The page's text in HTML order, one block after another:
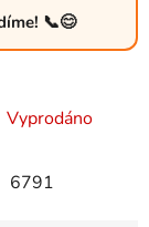
📞😊
Vyprodáno
6791